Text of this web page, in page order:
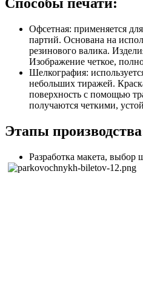
Офсетная: применяется
партий. Основана на
резинового валика.
Изображение четкое,
Шелкография:
небольших тиражей.
поверхность с помощью
получаются четкими,
Этапы
Разработка макета, выбор